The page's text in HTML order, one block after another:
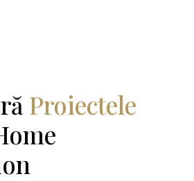
Proiectele